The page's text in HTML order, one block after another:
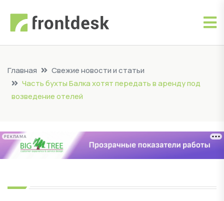
Главная
Свежие новости и статьи
Часть бухты Балка хотят передать в аренду под
возведение отелей
РЕКЛАМА